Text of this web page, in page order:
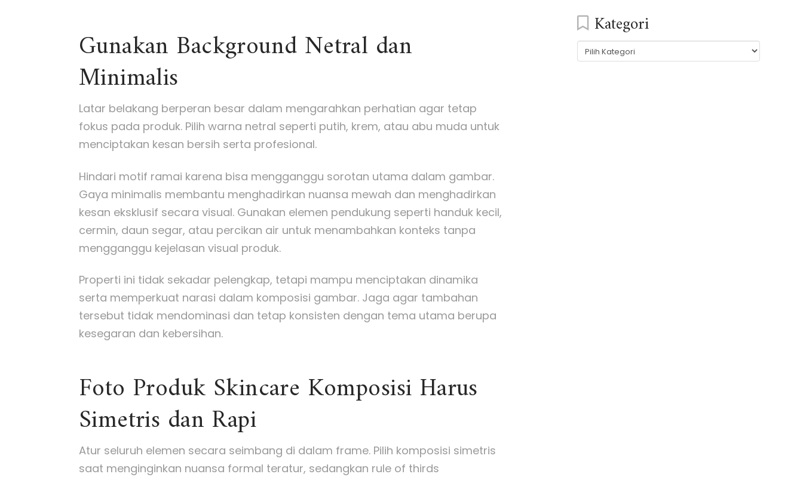
Gunakan Background Netral dan
Minimalis
Latar belakang berperan besar dalam mengarahkan perhatian agar tetap
fokus pada produk. Pilih warna netral seperti putih, krem, atau abu muda untuk
menciptakan kesan bersih serta profesional.
Hindari motif ramai karena bisa mengganggu sorotan utama dalam gambar.
Gaya minimalis membantu menghadirkan nuansa mewah dan menghadirkan
kesan eksklusif secara visual. Gunakan elemen pendukung seperti handuk kecil,
cermin, daun segar, atau percikan air untuk menambahkan konteks tanpa
mengganggu kejelasan visual produk.
Properti ini tidak sekadar pelengkap, tetapi mampu menciptakan dinamika
serta memperkuat narasi dalam komposisi gambar. Jaga agar tambahan
tersebut tidak mendominasi dan tetap konsisten dengan tema utama berupa
kesegaran dan kebersihan.
Foto Produk Skincare Komposisi Harus
Simetris dan Rapi
Atur seluruh elemen secara seimbang di dalam frame. Pilih komposisi simetris
saat menginginkan nuansa formal teratur, sedangkan rule of thirds
Kategori
Kategori